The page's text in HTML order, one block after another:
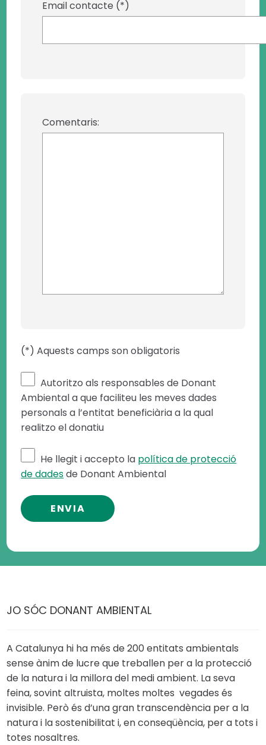
Email contacte (*)
Comentaris:
(*) Aquests camps son obligatoris
Autoritzo als responsables de Donant
Ambiental a que faciliteu les meves dades
personals a l’entitat beneficiària a la qual
realitzo el donatiu
He llegit i accepto la política de protecció
de dadesde Donant Ambiental
JO SÓC DONANT AMBIENTAL
A Catalunya hi ha més de 200 entitats ambientals
sense ànim de lucre que treballen per a la protecció
de la natura i la millora del medi ambient. La seva
feina, sovint altruista, moltes moltes vegades és
invisible. Però és d’una gran transcendència per a la
natura i la sostenibilitat i, en conseqüència, per a tots i
totes nosaltres.